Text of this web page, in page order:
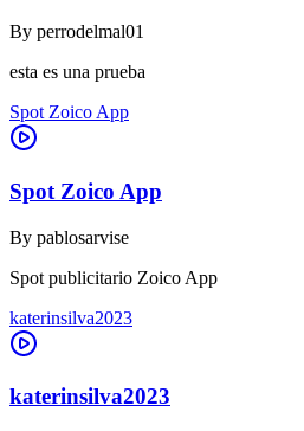
By perrodelmal01
esta es una prueba
Spot Zoico App
Spot Zoico App
By pablosarvise
Spot publicitario Zoico App
katerinsilva2023
katerinsilva2023